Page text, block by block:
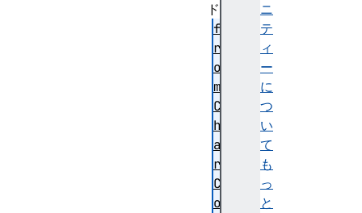
ニ
テ
ィ
ー
に
つ
い
て
も
っ
と
ド
f
r
o
m
C
h
a
r
C
o